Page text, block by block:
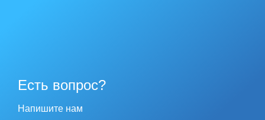
Есть вопрос?
Напишите нам